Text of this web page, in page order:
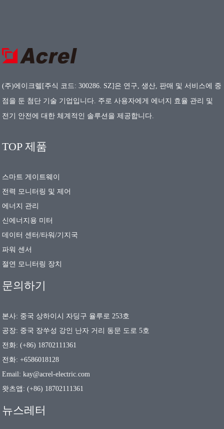
(주)에이크렐[주식 코드: 300286. SZ]은 연구, 생산, 판매 및 서비스에 중
점을 둔 첨단 기술 기업입니다. 주로 사용자에게 에너지 효율 관리 및
전기 안전에 대한 체계적인 솔루션을 제공합니다.
TOP 제품
스마트 게이트웨이
전력 모니터링 및 제어
에너지 관리
신에너지용 미터
데이터 센터/타워/기지국
파워 센서
절연 모니터링 장치
문의하기
본사: 중국 상하이시 자딩구 율루로 253호
공장: 중국 장쑤성 강인 난자 거리 동문 도로 5호
전화: (+86) 18702111361
전화: +6586018128
Email: kay@acrel-electric.com
왓츠앱: (+86) 18702111361
뉴스레터